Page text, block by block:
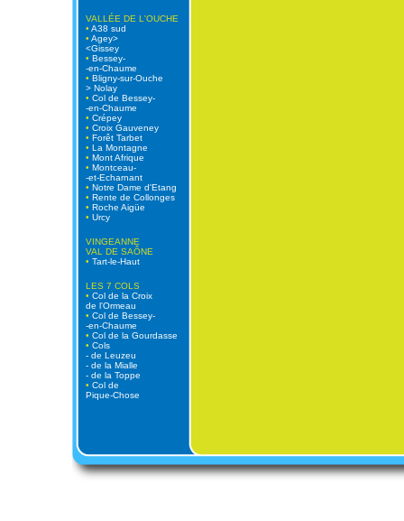
VALLÉE DE L'OUCHE
• A38 sud
• Agey>
<Gissey
• Bessey-
-en-Chaume
• Bligny-sur-Ouche
> Nolay
• Col de Bessey-
-en-Chaume
• Crépey
• Croix Gauveney
• Forêt Tarbet
• La Montagne
• Mont Afrique
• Montceau-
-et-Echarnant
• Notre Dame d'Etang
• Rente de Collonges
• Roche Aigüe
• Urcy
VINGEANNE
VAL DE SAÔNE
• Tart-le-Haut
LES 7 COLS
• Col de la Croix
de l'Ormeau
• Col de Bessey-
-en-Chaume
• Col de la Gourdasse
• Cols
- de Leuzeu
- de la Mialle
- de la Toppe
• Col de
Pique-Chose